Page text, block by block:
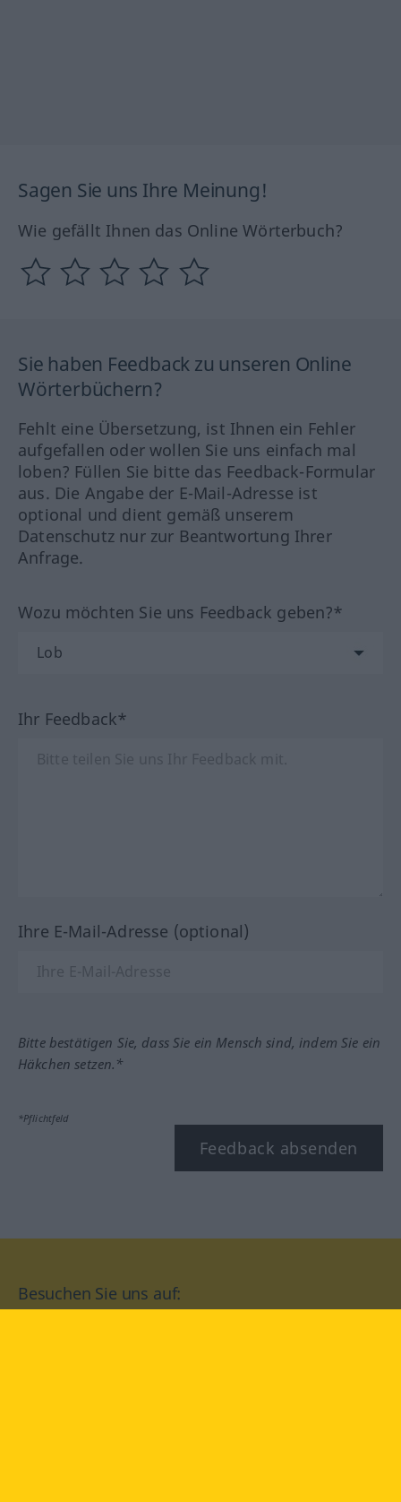
Sagen Sie uns Ihre Meinung!
Wie gefällt Ihnen das Online Wörterbuch?
Sie haben Feedback zu unseren Online
Wörterbüchern?
Fehlt eine Übersetzung, ist Ihnen ein Fehler
aufgefallen oder wollen Sie uns einfach mal
loben? Füllen Sie bitte das Feedback-Formular
aus. Die Angabe der E-Mail-Adresse ist
optional und dient gemäß unserem
Datenschutz nur zur Beantwortung Ihrer
Anfrage.
Wozu möchten Sie uns Feedback geben?*
Ihr Feedback*
Ihre E-Mail-Adresse (optional)
Bitte bestätigen Sie, dass Sie ein Mensch sind, indem Sie ein
Häkchen setzen.*
*Pflichtfeld
Feedback absenden
Besuchen Sie uns auf: